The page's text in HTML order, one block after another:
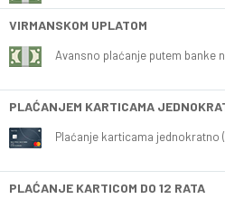
VIRMANSKOM UPLATOM
Avansno plaćanje putem banke
PLAĆANJEM KARTICAMA
Plaćanje karticama jednokratno
PLAĆANJE KARTICOM DO 12 RATA